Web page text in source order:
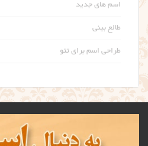
اسم های جدید
طالع بینی
طراحی اسم برای تتو